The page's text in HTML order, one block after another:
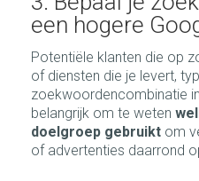
een hogere
Potentiële klanten die op
of diensten die je levert,
zoekwoordencombinatie
belangrijk om te weten
doelgroep gebruikt om
of advertenties daarrond